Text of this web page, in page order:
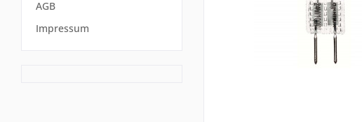
AGB
Impressum